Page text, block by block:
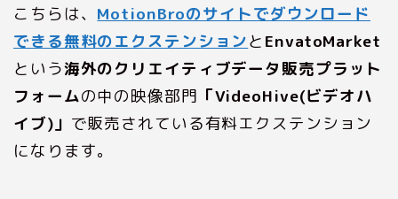
こちらは、 MotionBroのサイトでダウンロード
できる無料のエクステンションと EnvatoMarket
という海外のクリエイティブデータ販売プラット
フォームの中の映像部門 「VideoHive(ビデオハ
イブ)」 で販売されている有料エクステンション
になります。